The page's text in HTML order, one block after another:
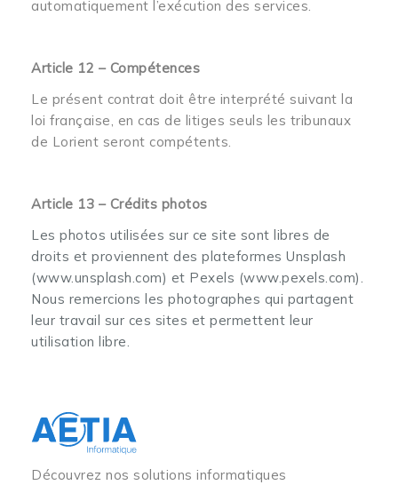
automatiquement l’exécution des services.
Article 12 – Compétences
Le présent contrat doit être interprété suivant la
loi française, en cas de litiges seuls les tribunaux
de Lorient seront compétents.
Article 13 – Crédits photos
Les photos utilisées sur ce site sont libres de
droits et proviennent des plateformes Unsplash
(www.unsplash.com) et Pexels (www.pexels.com).
Nous remercions les photographes qui partagent
leur travail sur ces sites et permettent leur
utilisation libre.
Découvrez nos solutions informatiques